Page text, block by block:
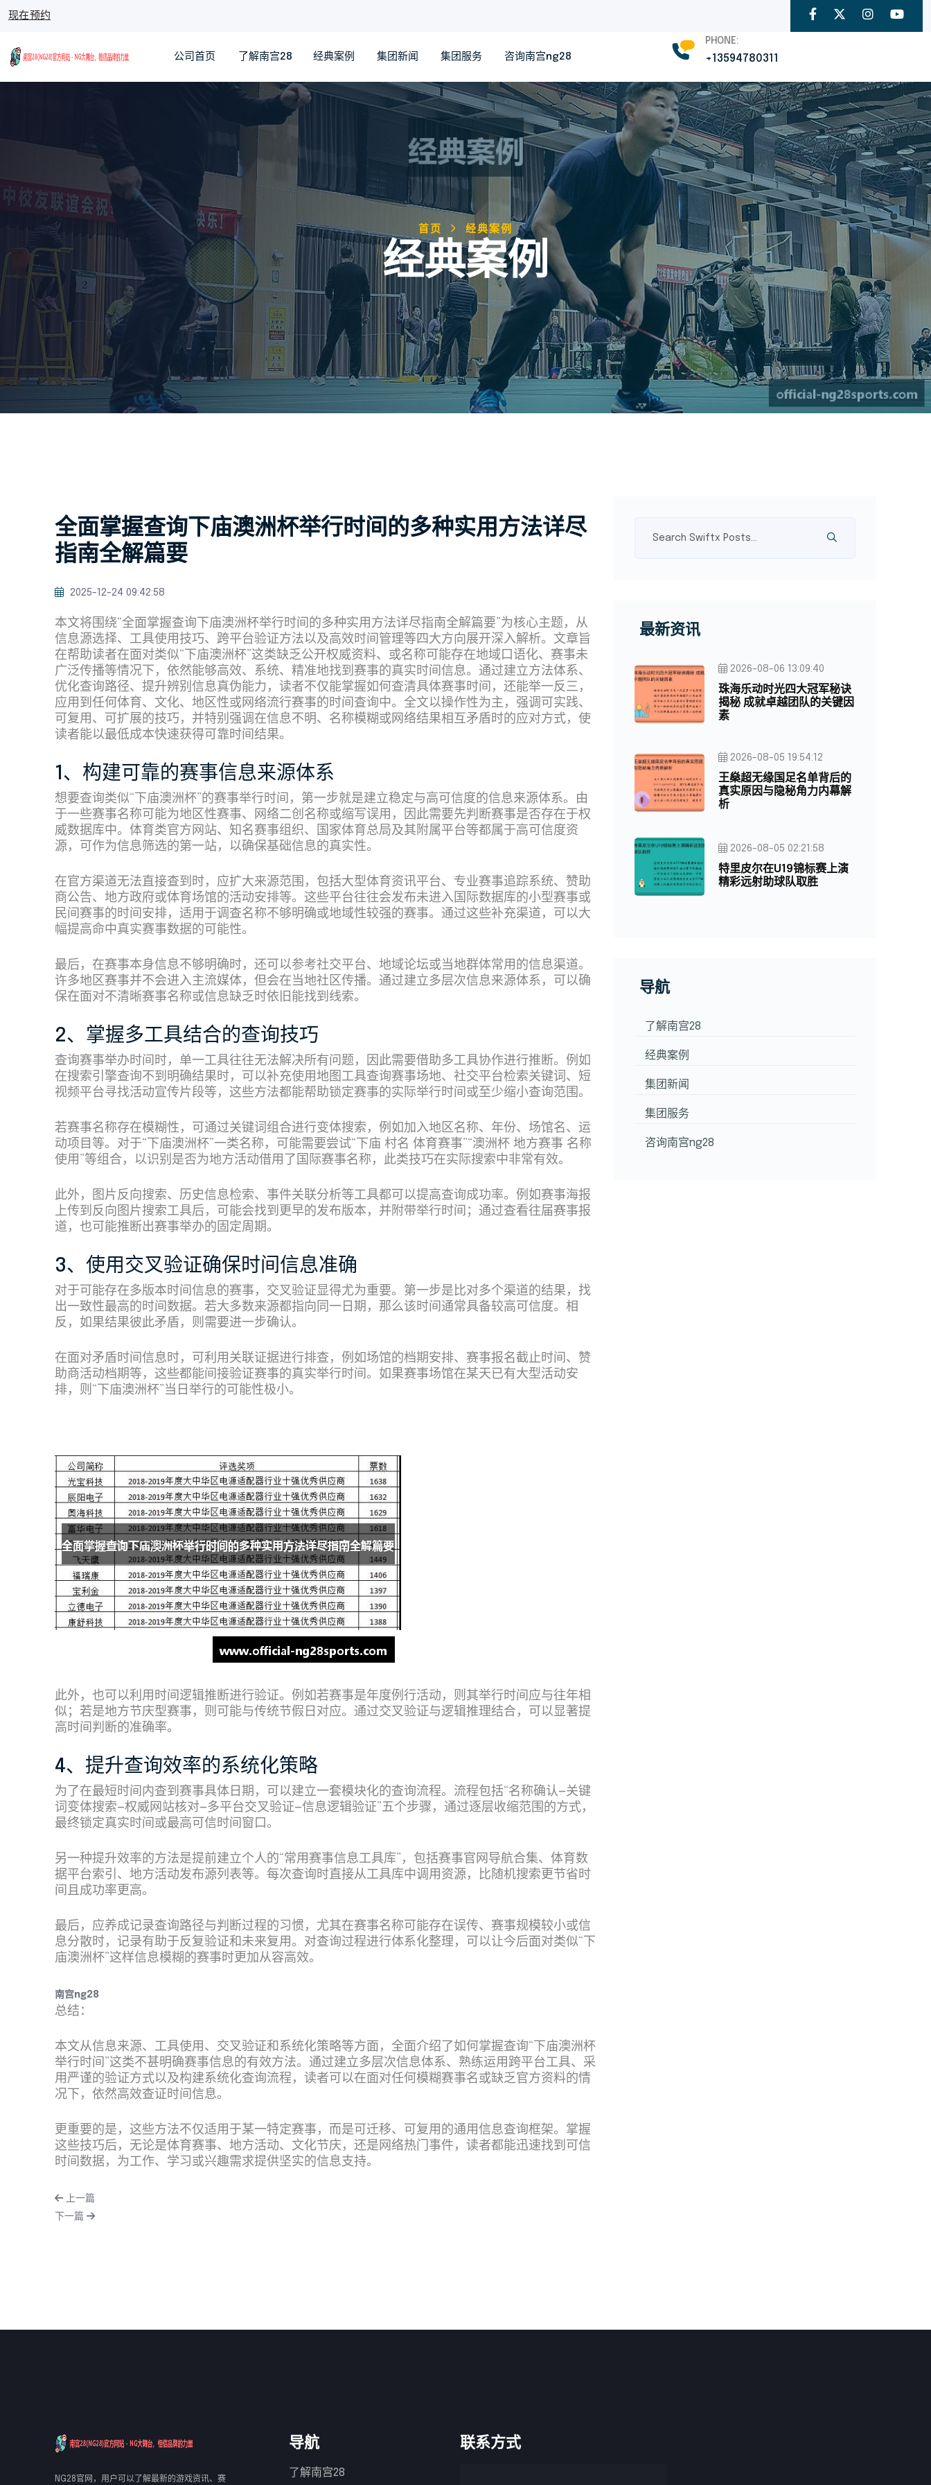
现在预约
公司首页 了解南宫28 经典案例 集团新闻 集团服务 咨询南宫ng28
PHONE:
+13594780311
首页 经典案例
经典案例
全面掌握查询下庙澳洲杯举行时间的多种实用方法详尽
指南全解篇要
2025-12-24 09:42:58
本文将围绕“全面掌握查询下庙澳洲杯举行时间的多种实用方法详尽指南全解篇要”为核心主题，从
信息源选择、工具使用技巧、跨平台验证方法以及高效时间管理等四大方向展开深入解析。文章旨
在帮助读者在面对类似“下庙澳洲杯”这类缺乏公开权威资料、或名称可能存在地域口语化、赛事未
广泛传播等情况下，依然能够高效、系统、精准地找到赛事的真实时间信息。通过建立方法体系、
优化查询路径、提升辨别信息真伪能力，读者不仅能掌握如何查清具体赛事时间，还能举一反三，
应用到任何体育、文化、地区性或网络流行赛事的时间查询中。全文以操作性为主，强调可实践、
可复用、可扩展的技巧，并特别强调在信息不明、名称模糊或网络结果相互矛盾时的应对方式，使
读者能以最低成本快速获得可靠时间结果。
1、构建可靠的赛事信息来源体系
想要查询类似“下庙澳洲杯”的赛事举行时间，第一步就是建立稳定与高可信度的信息来源体系。由
于一些赛事名称可能为地区性赛事、网络二创名称或缩写误用，因此需要先判断赛事是否存在于权
威数据库中。体育类官方网站、知名赛事组织、国家体育总局及其附属平台等都属于高可信度资
源，可作为信息筛选的第一站，以确保基础信息的真实性。
在官方渠道无法直接查到时，应扩大来源范围，包括大型体育资讯平台、专业赛事追踪系统、赞助
商公告、地方政府或体育场馆的活动安排等。这些平台往往会发布未进入国际数据库的小型赛事或
民间赛事的时间安排，适用于调查名称不够明确或地域性较强的赛事。通过这些补充渠道，可以大
幅提高命中真实赛事数据的可能性。
最后，在赛事本身信息不够明确时，还可以参考社交平台、地域论坛或当地群体常用的信息渠道。
许多地区赛事并不会进入主流媒体，但会在当地社区传播。通过建立多层次信息来源体系，可以确
保在面对不清晰赛事名称或信息缺乏时依旧能找到线索。
2、掌握多工具结合的查询技巧
查询赛事举办时间时，单一工具往往无法解决所有问题，因此需要借助多工具协作进行推断。例如
在搜索引擎查询不到明确结果时，可以补充使用地图工具查询赛事场地、社交平台检索关键词、短
视频平台寻找活动宣传片段等，这些方法都能帮助锁定赛事的实际举行时间或至少缩小查询范围。
若赛事名称存在模糊性，可通过关键词组合进行变体搜索，例如加入地区名称、年份、场馆名、运
动项目等。对于“下庙澳洲杯”一类名称，可能需要尝试“下庙 村名 体育赛事”“澳洲杯 地方赛事 名称
使用”等组合，以识别是否为地方活动借用了国际赛事名称，此类技巧在实际搜索中非常有效。
此外，图片反向搜索、历史信息检索、事件关联分析等工具都可以提高查询成功率。例如赛事海报
上传到反向图片搜索工具后，可能会找到更早的发布版本，并附带举行时间；通过查看往届赛事报
道，也可能推断出赛事举办的固定周期。
3、使用交叉验证确保时间信息准确
对于可能存在多版本时间信息的赛事，交叉验证显得尤为重要。第一步是比对多个渠道的结果，找
出一致性最高的时间数据。若大多数来源都指向同一日期，那么该时间通常具备较高可信度。相
反，如果结果彼此矛盾，则需要进一步确认。
在面对矛盾时间信息时，可利用关联证据进行排查，例如场馆的档期安排、赛事报名截止时间、赞
助商活动档期等，这些都能间接验证赛事的真实举行时间。如果赛事场馆在某天已有大型活动安
排，则“下庙澳洲杯”当日举行的可能性极小。
此外，也可以利用时间逻辑推断进行验证。例如若赛事是年度例行活动，则其举行时间应与往年相
似；若是地方节庆型赛事，则可能与传统节假日对应。通过交叉验证与逻辑推理结合，可以显著提
高时间判断的准确率。
4、提升查询效率的系统化策略
为了在最短时间内查到赛事具体日期，可以建立一套模块化的查询流程。流程包括“名称确认—关键
词变体搜索—权威网站核对—多平台交叉验证—信息逻辑验证”五个步骤，通过逐层收缩范围的方式，
最终锁定真实时间或最高可信时间窗口。
另一种提升效率的方法是提前建立个人的“常用赛事信息工具库”，包括赛事官网导航合集、体育数
据平台索引、地方活动发布源列表等。每次查询时直接从工具库中调用资源，比随机搜索更节省时
间且成功率更高。
最后，应养成记录查询路径与判断过程的习惯，尤其在赛事名称可能存在误传、赛事规模较小或信
息分散时，记录有助于反复验证和未来复用。对查询过程进行体系化整理，可以让今后面对类似“下
庙澳洲杯”这样信息模糊的赛事时更加从容高效。
南宫ng28
总结：
本文从信息来源、工具使用、交叉验证和系统化策略等方面，全面介绍了如何掌握查询“下庙澳洲杯
举行时间”这类不甚明确赛事信息的有效方法。通过建立多层次信息体系、熟练运用跨平台工具、采
用严谨的验证方式以及构建系统化查询流程，读者可以在面对任何模糊赛事名或缺乏官方资料的情
况下，依然高效查证时间信息。
更重要的是，这些方法不仅适用于某一特定赛事，而是可迁移、可复用的通用信息查询框架。掌握
这些技巧后，无论是体育赛事、地方活动、文化节庆，还是网络热门事件，读者都能迅速找到可信
时间数据，为工作、学习或兴趣需求提供坚实的信息支持。
上一篇
下一篇
最新资讯
2026-08-06 13:09:40
珠海乐动时光四大冠军秘诀
揭秘 成就卓越团队的关键因
素
2026-08-05 19:54:12
王燊超无缘国足名单背后的
真实原因与隐秘角力内幕解
析
2026-08-05 02:21:58
特里皮尔在U19锦标赛上演
精彩远射助球队取胜
导航
了解南宫28
经典案例
集团新闻
集团服务
咨询南宫ng28
NG28官网，用户可以了解最新的游戏资讯、赛
导航
了解南宫28
联系方式